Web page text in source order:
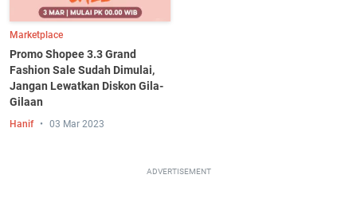
Marketplace
Promo Shopee 3.3 Grand
Fashion Sale Sudah Dimulai,
Jangan Lewatkan Diskon Gila-
Gilaan
Hanif 03 Mar 2023
ADVERTISEMENT